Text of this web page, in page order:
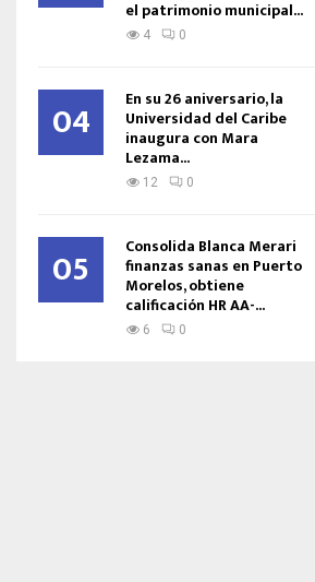
el patrimonio municipal...
4 0
04 En su 26 aniversario, la
Universidad del Caribe
inaugura con Mara
Lezama...
12 0
05 Consolida Blanca Merari
finanzas sanas en Puerto
Morelos, obtiene
calificación HR AA-...
6 0